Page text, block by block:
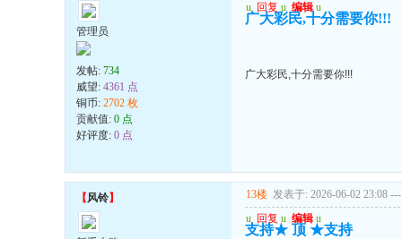
管理员
发帖: 734
威望: 4361 点
铜币: 2702 枚
贡献值: 0 点
好评度: 0 点
u 回复 u 编辑 u
广大彩民,十分需要你!!!
广大彩民,十分需要你!!!
【风铃】 13楼 发表于: 2026-06-02 23:08 ---
u 回复 u 编辑 u
支持★ 顶 ★支持